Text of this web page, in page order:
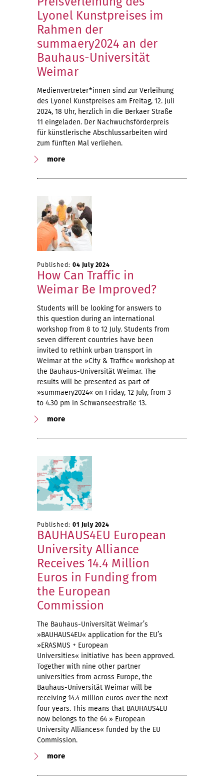
Lyonel Kunstpreises im
Rahmen der
summaery2024 an der
Bauhaus-Universität
Weimar
Medienvertreter*innen sind zur Verleihung
des Lyonel Kunstpreises am Freitag, 12. Juli
2024, 18 Uhr, herzlich in die Berkaer Straße
11 eingeladen. Der Nachwuchsförderpreis
für künstlerische Abschlussarbeiten wird
zum fünften Mal verliehen.
more
Published: 04 July 2024
How Can Traffic in
Weimar Be Improved?
Students will be looking for answers to
this question during an international
workshop from 8 to 12 July. Students from
seven different countries have been
invited to rethink urban transport in
Weimar at the »City & Traffic« workshop at
the Bauhaus-Universität Weimar. The
results will be presented as part of
»summaery2024« on Friday, 12 July, from 3
to 4.30 pm in Schwanseestraße 13.
more
Published: 01 July 2024
BAUHAUS4EU European
University Alliance
Receives 14.4 Million
Euros in Funding from
the European
Commission
The Bauhaus-Universität Weimar’s
»BAUHAUS4EU« application for the EU’s
»ERASMUS + European
Universities« initiative has been approved.
Together with nine other partner
universities from across Europe, the
Bauhaus-Universität Weimar will be
receiving 14.4 million euros over the next
four years. This means that BAUHAUS4EU
now belongs to the 64 » European
University Alliances« funded by the EU
Commission.
more